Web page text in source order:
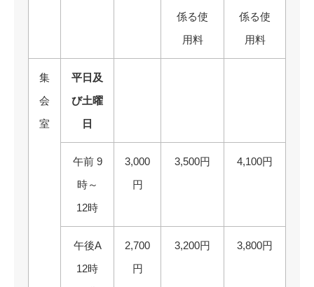
係る使
用料
係る使
用料
集
会
室
平日及
び土曜
日
午前 9
時～
12時
3,000
円
3,500円 4,100円
午後A
12時
2,700
円
3,200円 3,800円